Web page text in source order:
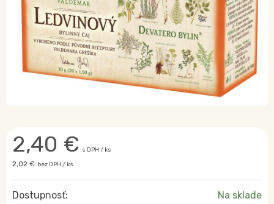
2,40 € s DPH / ks
2,02 € bez DPH / ks
Dostupnosť: Na sklade